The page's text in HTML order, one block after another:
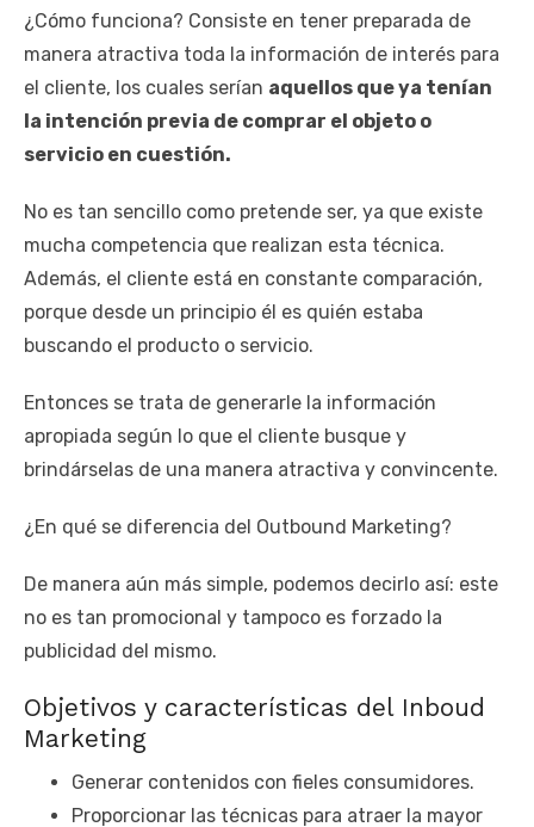
¿Cómo funciona? Consiste en tener preparada de
manera atractiva toda la información de interés para
el cliente, los cuales serían aquellos que ya tenían
la intención previa de comprar el objeto o
servicio en cuestión.
No es tan sencillo como pretende ser, ya que existe
mucha competencia que realizan esta técnica.
Además, el cliente está en constante comparación,
porque desde un principio él es quién estaba
buscando el producto o servicio.
Entonces se trata de generarle la información
apropiada según lo que el cliente busque y
brindárselas de una manera atractiva y convincente.
¿En qué se diferencia del Outbound Marketing?
De manera aún más simple, podemos decirlo así: este
no es tan promocional y tampoco es forzado la
publicidad del mismo.
Objetivos y características del Inboud
Marketing
Generar contenidos con fieles consumidores.
Proporcionar las técnicas para atraer la mayor